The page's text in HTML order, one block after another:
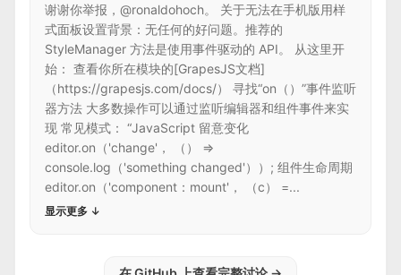
谢谢你举报，@ronaldohoch。 关于无法在手机版用样
式面板设置背景：无任何的好问题。推荐的
StyleManager 方法是使用事件驱动的 API。 从这里开
始： 查看你所在模块的[GrapesJS文档]
（https://grapesjs.com/docs/） 寻找“on（）”事件监听
器方法 大多数操作可以通过监听编辑器和组件事件来实
现 常见模式： “JavaScript 留意变化
editor.on（'change'， （） =>
console.log（'something changed'））; 组件生命周期
editor.on（'component：mount'， （c） =...
显示更多 ↓